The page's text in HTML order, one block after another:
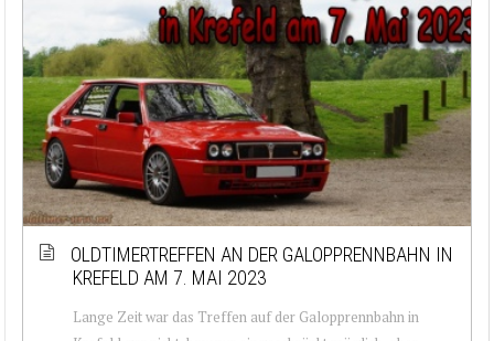
OLDTIMERTREFFEN AN DER GALOPPRENNBAHN IN
KREFELD AM 7. MAI 2023
Lange Zeit war das Treffen auf der Galopprennbahn in